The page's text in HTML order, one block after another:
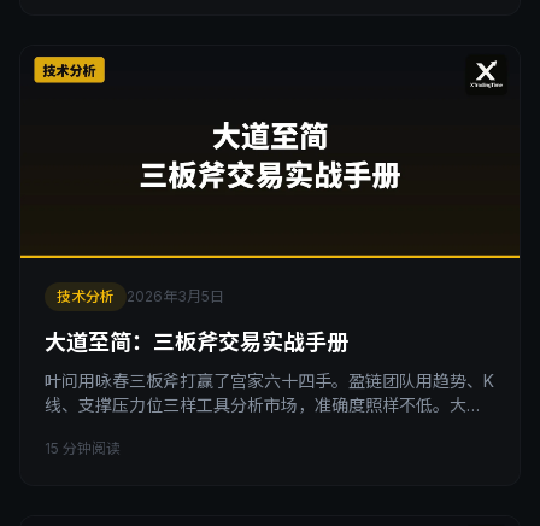
技术分析 2026年3月5日
大道至简：三板斧交易实战手册
叶问用咏春三板斧打赢了宫家六十四手。盈链团队用趋势、K
线、支撑压力位三样工具分析市场，准确度照样不低。大道
简但完整的实战系统。
15 分钟阅读